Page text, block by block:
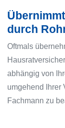
durch
Oftmals
abhängig von
umgehend Ihrer
Fachmann zu